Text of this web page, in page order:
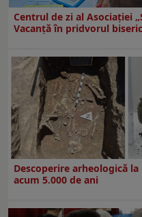
Centrul de zi al Asociației
Vacanță în pridvorul
Descoperire arheologică
acum 5.000 de ani